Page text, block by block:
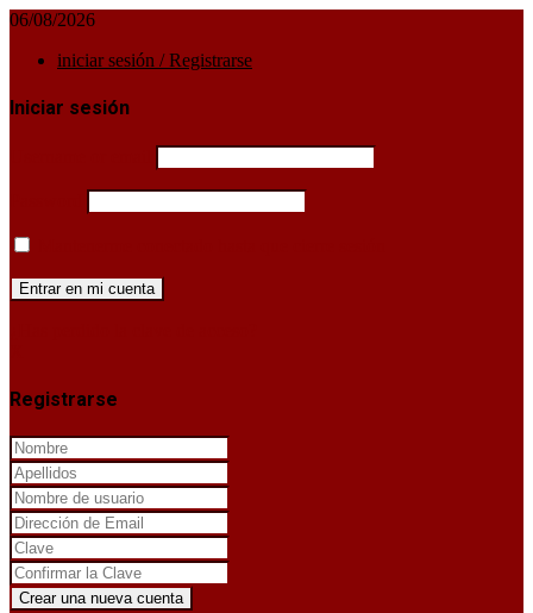
06/08/2026
iniciar sesión / Registrarse
Iniciar sesión
Registrarse